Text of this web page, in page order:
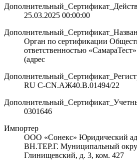
25.03.2025 00:00:00
Орган по сертификации
ответственностью
(адрес
RU C-CN.АЖ40.В.01494/22
0301646
Импортер
ООО «Сонекс» Юридический
ВН.ТЕР.Г. Муниципальный
Глинищевский, д. 3, ком. 427